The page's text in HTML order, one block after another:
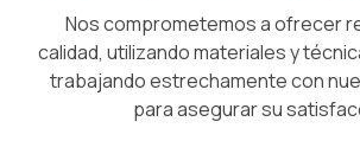
Nos comprometemos a ofrecer
calidad, utilizando materiales y
trabajando estrechamente con
para asegurar su